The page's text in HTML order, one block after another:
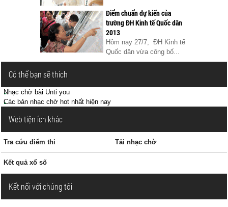
Điểm chuẩn dự kiến của
trường ĐH Kinh tế Quốc dân
2013
Hôm nay 27/7, ĐH Kinh tế
Quốc dân vừa công bố...
Có thể bạn sẽ thích
Nhạc chờ bài Unti you
Các bản nhạc chờ hot nhất hiện nay
Web tiện ích khác
Tra cứu điểm thi Tải nhạc chờ
Kết quả xổ số
Kết nối với chúng tôi